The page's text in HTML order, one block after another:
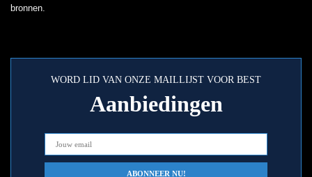
bronnen.
WORD LID VAN ONZE MAILLIJST VOOR BEST
Aanbiedingen